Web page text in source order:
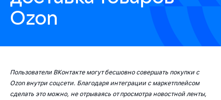
Ozon
Пользователи ВКонтакте могут бесшовно совершать покупки с
Ozon внутри соцсети. Благодаря интеграции с маркетплейсом
сделать это можно, не отрываясь от просмотра новостной ленты,